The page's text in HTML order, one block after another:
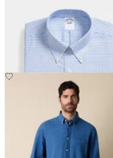
Camicia Regular Fit Non-Iron
Oxford con Collo Button Down
CHF 115.50